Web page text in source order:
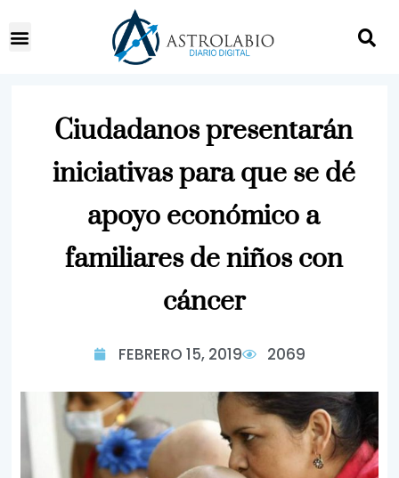
Ciudadanos presentarán
iniciativas para que se dé
apoyo económico a
familiares de niños con
cáncer
FEBRERO 15, 2019 2069